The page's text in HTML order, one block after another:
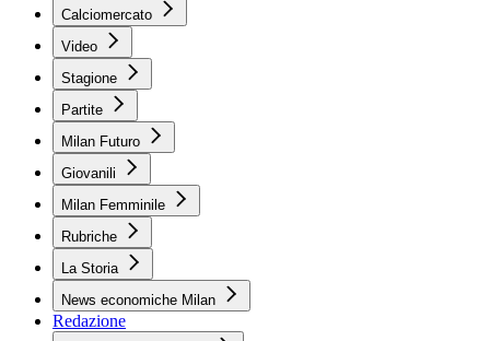
Calciomercato
Video
Stagione
Partite
Milan Futuro
Giovanili
Milan Femminile
Rubriche
La Storia
News economiche Milan
Redazione